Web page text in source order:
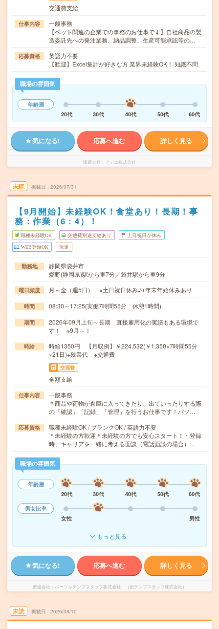
交通費支給
仕事内容
一般事務
【ペット関連の企業での事務のお仕事です】自社商品の製
造委託先への発注業務、納品調整、生産可能承認等の…
応募資格
英語力不要
【歓迎】Excel集計が好きな方 業界未経験OK！ 知識不問
職場の雰囲気
年齢層
20代
30代 40代 50代 60代
気になる! 応募へ進む 詳しく見る
派遣会社 アデコ株式会社
未読 掲載日 2026/07/31
【9月開始】未経験OK！食堂あり！長期！事
務：作業（6：4）！
職種未経験OK 交通費別途支給あり 土日祝日が休み
WEB登録OK 派遣
勤務地
静岡県袋井市
愛野(静岡県)駅から車7分／袋井駅から車9分
曜日頻度 月～金（週5日） ※土日祝日休み♪+年末年始休みあり
時間 08:30～17:25(実働7時間55分 休憩1時間)
期間
2026年09月上旬～長期 直接雇用化の実績もある環境で
す！ ※9月～！
時給
時給1350円 【月収例】￥224,532(￥1,350×7時間55分
×21日)+残業代 +交通費
交通費
全額支給
仕事内容
一般事務
＊商品や荷物が倉庫に入ってきたり、出ていったりする際
の「確認」「記録」「管理」を行うお仕事です！パソ…
応募資格
職種未経験OK / ブランクOK / 英語力不要
＊未経験の方歓迎＊未経験の方でも安心スタート！・登録
時、キャリアを一緒に考える面談（電話面談の場合）…
職場の雰囲気
年齢層
20代
30代 40代 50代
60代
男女比率
女性
男性
もっと見る
気になる! 応募へ進む 詳しく見る
派遣会社 パーソルテンプスタッフ株式会社 （旧テンプスタッフ株式会社）
未読 掲載日 2026/08/10